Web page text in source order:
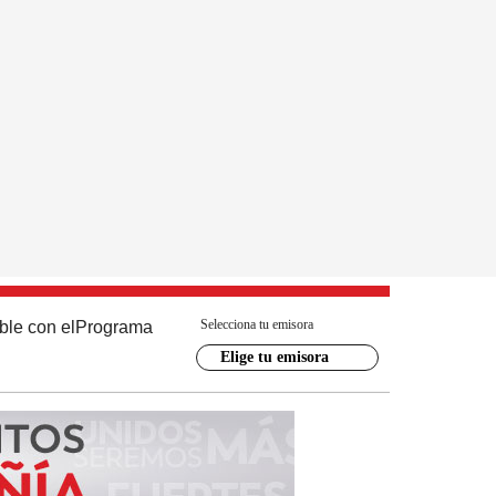
con el Programa Selecciona tu emisora
Elige tu emisora